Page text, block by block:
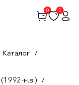
0 0
Каталог /
н.в.) /